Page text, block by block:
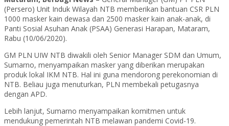
(Persero) Unit Induk Wilayah NTB memberikan bantuan CSR PLN
1000 masker kain dewasa dan 2500 masker kain anak-anak, di
Panti Sosial Asuhan Anak (PSAA) Generasi Harapan, Mataram,
Rabu (10/06/2020).
GM PLN UIW NTB diwakili oleh Senior Manager SDM dan Umum,
Sumarno, menyampaikan masker yang diberikan merupakan
produk lokal IKM NTB. Hal ini guna mendorong perekonomian di
NTB. Beliau juga menuturkan, PLN membekali petugasnya
dengan APD.
Lebih lanjut, Sumarno menyampaikan komitmen untuk
mendukung pemerintah NTB melawan pandemi Covid-19.